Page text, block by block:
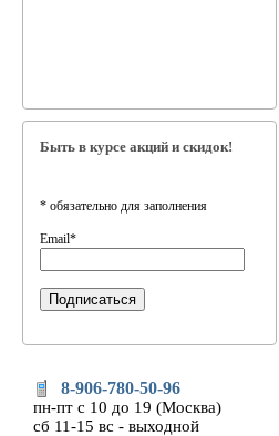
Быть в курсе акций и скидок!
* обязательно для заполнения
Email*
8-906-780-50-96
пн-пт с 10 до 19 (Москва)
сб 11-15 вс - выходной